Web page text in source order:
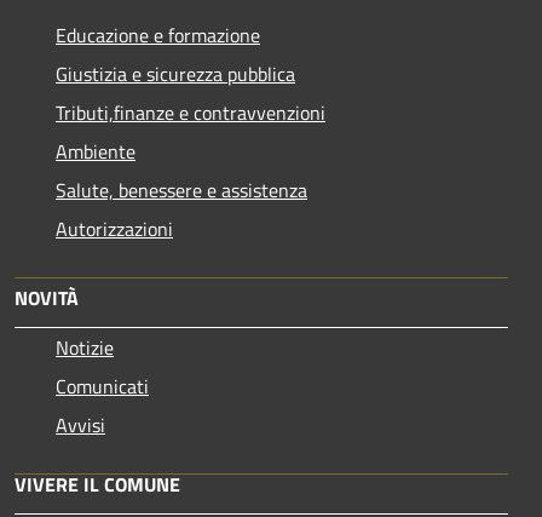
Educazione e formazione
Giustizia e sicurezza pubblica
Tributi,finanze e contravvenzioni
Ambiente
Salute, benessere e assistenza
Autorizzazioni
NOVITÀ
Notizie
Comunicati
Avvisi
VIVERE IL COMUNE